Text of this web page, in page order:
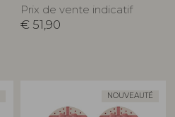
Prix de vente indicatif
€ 51,90
NOUVEAUTÉ